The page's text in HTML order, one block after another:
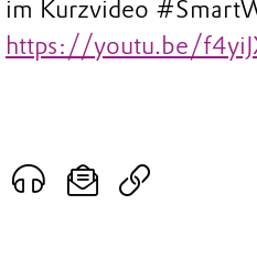
im Kurzvideo
https://youtu.be/